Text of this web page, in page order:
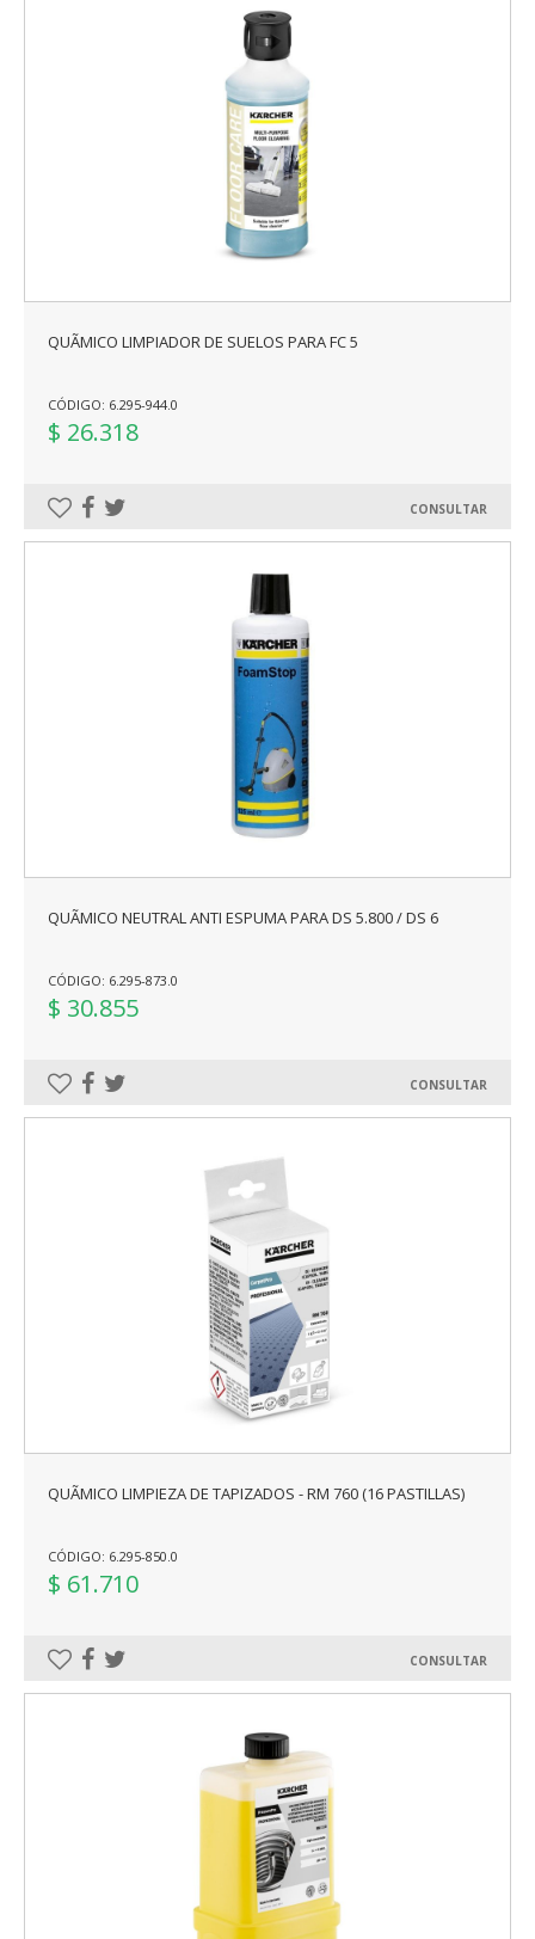
QUÃ­MICO LIMPIADOR DE SUELOS PARA FC 5
CÓDIGO: 6.295-944.0
$ 26.318
CONSULTAR
QUÃ­MICO NEUTRAL ANTI ESPUMA PARA DS 5.800 / DS 6
CÓDIGO: 6.295-873.0
$ 30.855
CONSULTAR
QUÃ­MICO LIMPIEZA DE TAPIZADOS - RM 760 (16 PASTILLAS)
CÓDIGO: 6.295-850.0
$ 61.710
CONSULTAR